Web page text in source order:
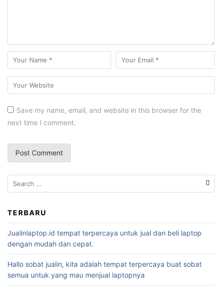
Save my name, email, and website in this browser for the
next time I comment.
TERBARU
Jualinlaptop.id tempat terpercaya untuk jual dan beli laptop
dengan mudah dan cepat.
Hallo sobat jualin, kita adalah tempat terpercaya buat sobat
semua untuk yang mau menjual laptopnya